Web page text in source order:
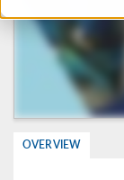
OVERVIEW